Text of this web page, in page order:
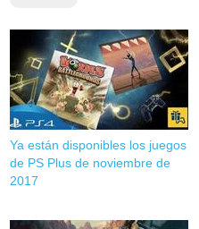
Ya están disponibles los juegos
de PS Plus de noviembre de
2017